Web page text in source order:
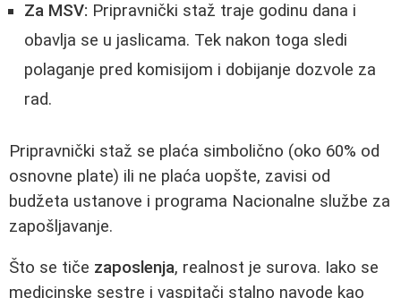
Za MSV: Pripravnički staž traje godinu dana i
obavlja se u jaslicama. Tek nakon toga sledi
polaganje pred komisijom i dobijanje dozvole za
rad.
Pripravnički staž se plaća simbolično (oko 60% od
osnovne plate) ili ne plaća uopšte, zavisi od
budžeta ustanove i programa Nacionalne službe za
zapošljavanje.
Što se tiče zaposlenja, realnost je surova. Iako se
medicinske sestre i vaspitači stalno navode kao